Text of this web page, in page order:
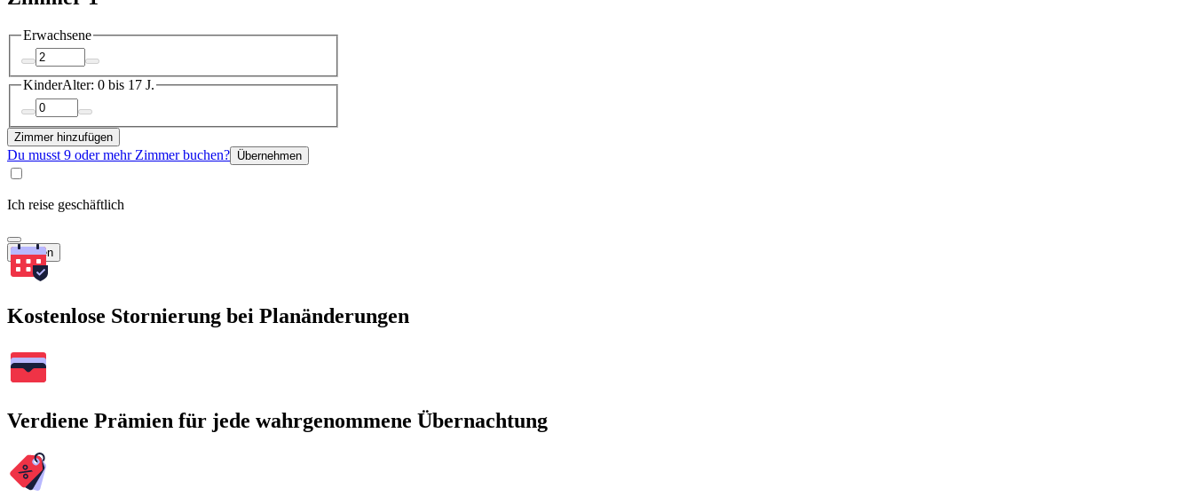
Erwachsene
KinderAlter: 0 bis 17 J.
Zimmer hinzufügen
Du musst 9 oder mehr Zimmer buchen? Übernehmen
Ich reise geschäftlich
Suchen
Kostenlose Stornierung bei Planänderungen
Verdiene Prämien für jede wahrgenommene Übernachtung